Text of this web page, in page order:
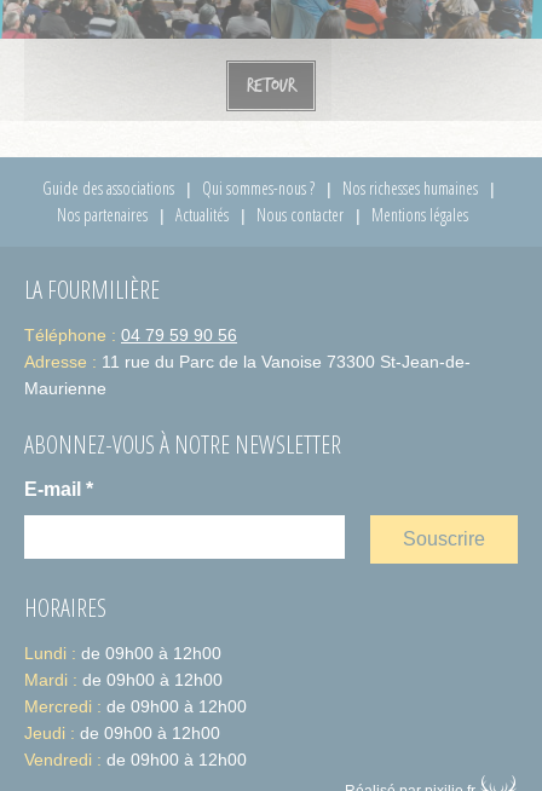
Retour
Guide des associations Qui sommes-nous ?
Nos richesses humaines
Nos partenaires
Actualités Nous contacter Mentions légales
LA FOURMILIÈRE
Téléphone : 04 79 59 90 56
Adresse : 11 rue du Parc de la Vanoise 73300 St-Jean-de-
Maurienne
ABONNEZ-VOUS À NOTRE NEWSLETTER
E-mail *
HORAIRES
Lundi : de 09h00 à 12h00
Mardi : de 09h00 à 12h00
Mercredi : de 09h00 à 12h00
Jeudi : de 09h00 à 12h00
Vendredi : de 09h00 à 12h00